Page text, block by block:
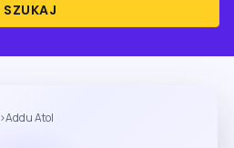
SZUKAJ
›Addu Atol